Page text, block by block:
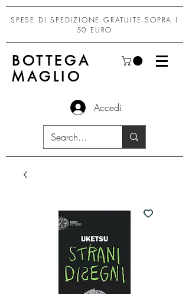
SPESE DI SPEDIZIONE GRATUITE SOPRA I
50 EURO
BOTTEGA
MAGLIO
Accedi